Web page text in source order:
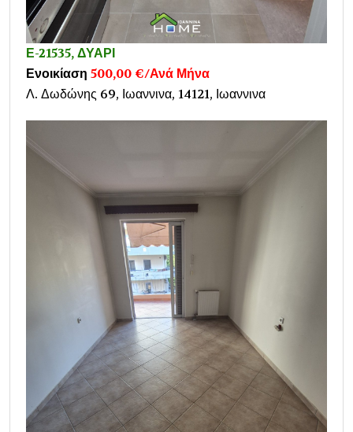
Ε-21535, ΔΥΑΡΙ
Ενοικίαση 500,00 €/Ανά Μήνα
Λ. Δωδώνης 69, Ιωαννινα, 14121, Ιωαννινα